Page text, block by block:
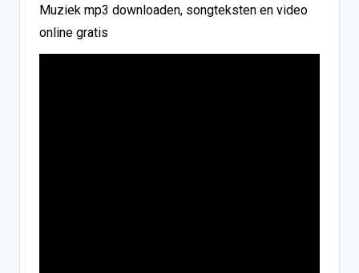
Muziek mp3 downloaden, songteksten en video
online gratis